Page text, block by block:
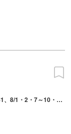
2026/07/24(金) ～ 09/23(水・祝) 開催日は7/24～26・31、8/1・2・7～10・21～23・28～30、9/4～6・11～13・19～23。最終入園21:30（中央口、日本庭園前ゲートのみ）。東口、西口ゲートからの入園は16:30まで。9/13のお祭り広場は「万博夜市 with ビアガーデン」の開催はなし（ライトアップや花火広場は楽しめる）。